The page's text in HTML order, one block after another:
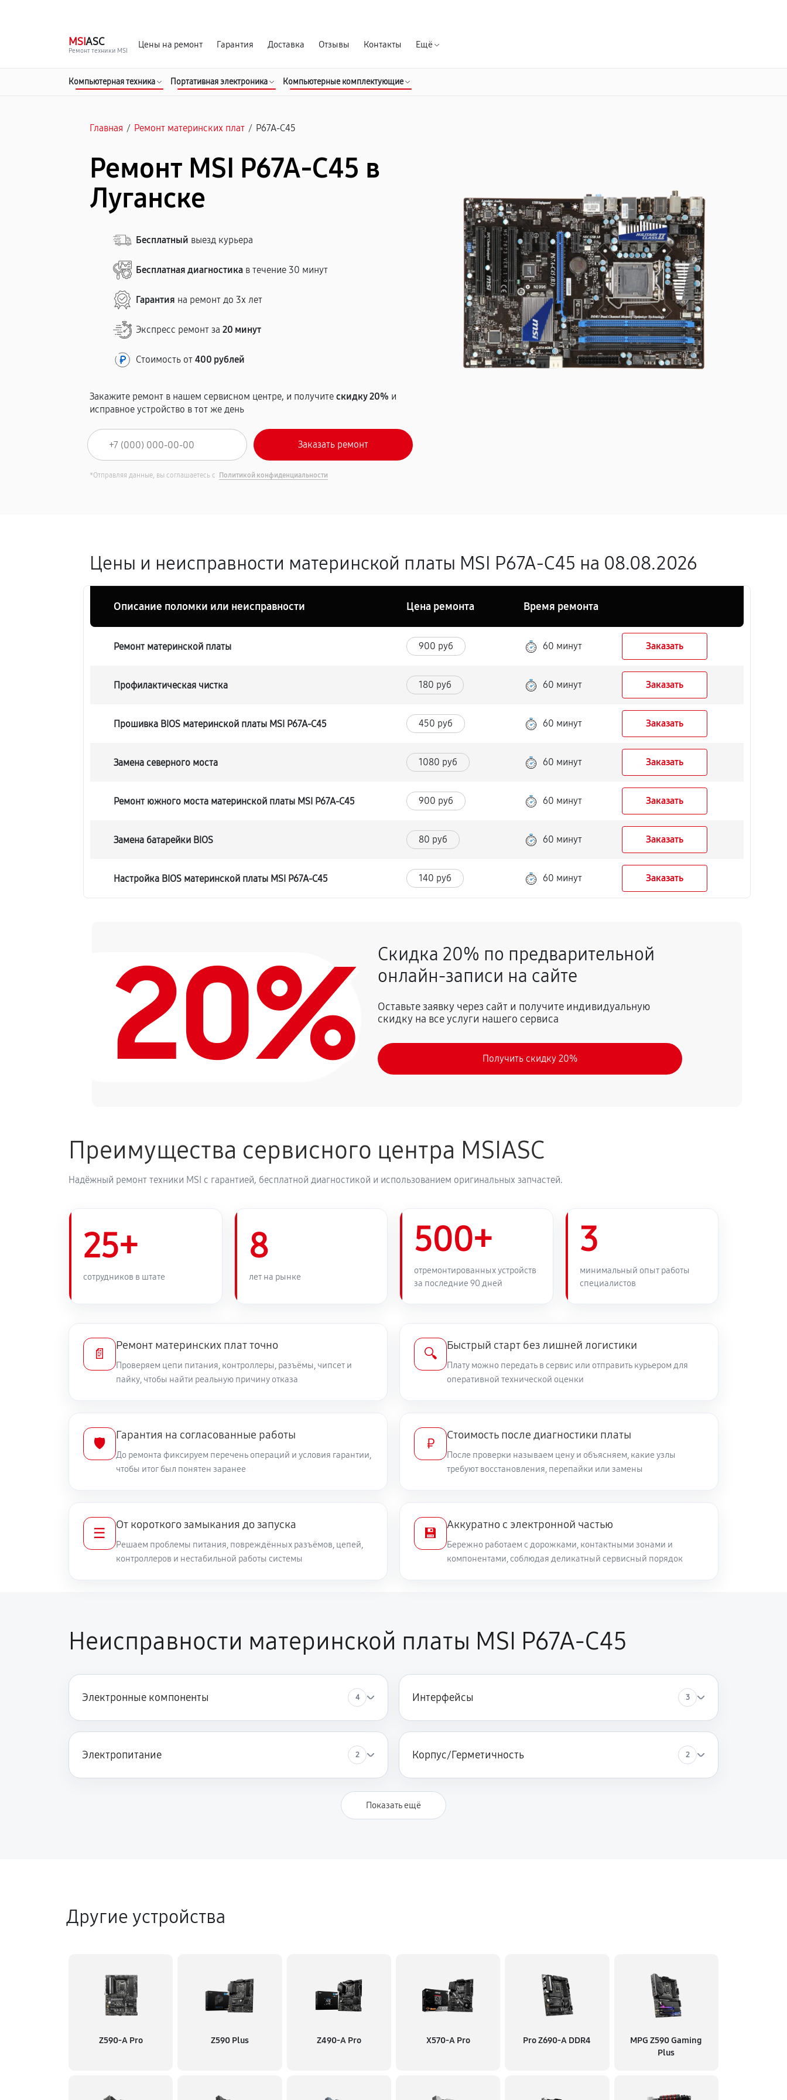
MSIASC
Ремонт техники MSI
Цены на ремонт Гарантия Доставка Отзывы Контакты Ещё
Компьютерная техника Портативная электроника Компьютерные комплектующие
Главная / Ремонт материнских плат / P67A-C45
Ремонт MSI P67A-C45 в
Луганске
Бесплатный выезд курьера
Бесплатная диагностика в течение 30 минут
Гарантия на ремонт до 3х лет
Экспресс ремонт за20 минут
Стоимость от400 рублей
Закажите ремонт в нашем сервисном центре, и получитескидку 20% и
исправное устройство в тот же день
*Отправляя данные, вы соглашаетесь с Политикой конфиденциальности
Цены и неисправности материнской платы MSI P67A-C45 на 08.08.2026
Описание поломки или неисправности Цена ремонта Время ремонта
Ремонт материнской платы 900 руб 60 минут Заказать
Профилактическая чистка 180 руб 60 минут Заказать
Прошивка BIOS материнской платы MSI P67A-C45 450 руб 60 минут Заказать
Замена северного моста 1080 руб 60 минут Заказать
Ремонт южного моста материнской платы MSI P67A-C45 900 руб 60 минут Заказать
Замена батарейки BIOS 80 руб 60 минут Заказать
Настройка BIOS материнской платы MSI P67A-C45 140 руб 60 минут Заказать
20%
Скидка 20% по предварительной
онлайн-записи на сайте
Оставьте заявку через сайт и получите индивидуальную
скидку на все услуги нашего сервиса
Получить скидку 20%
Преимущества сервисного центра MSIASC
Надёжный ремонт техники MSI с гарантией, бесплатной диагностикой и использованием оригинальных запчастей.
25+
сотрудников в штате
8
лет на рынке
500+
отремонтированных устройств
за последние 90 дней
3
минимальный опыт работы
специалистов
📄
Ремонт материнских плат точно
Проверяем цепи питания, контроллеры, разъёмы, чипсет и
пайку, чтобы найти реальную причину отказа
🔍
Быстрый старт без лишней логистики
Плату можно передать в сервис или отправить курьером для
оперативной технической оценки
🛡️
Гарантия на согласованные работы
До ремонта фиксируем перечень операций и условия гарантии,
чтобы итог был понятен заранее
₽
Стоимость после диагностики платы
После проверки называем цену и объясняем, какие узлы
требуют восстановления, перепайки или замены
☰
От короткого замыкания до запуска
Решаем проблемы питания, повреждённых разъёмов, цепей,
контроллеров и нестабильной работы системы
💾
Аккуратно с электронной частью
Бережно работаем с дорожками, контактными зонами и
компонентами, соблюдая деликатный сервисный порядок
Неисправности материнской платы MSI P67A-C45
Электронные компоненты 4 Интерфейсы 3
Электропитание 2 Корпус/Герметичность 2
Показать ещё
Другие устройства
Z590-A Pro Z590 Plus Z490-A Pro X570-A Pro Pro Z690-A DDR4
MPG Z590 Gaming
Plus